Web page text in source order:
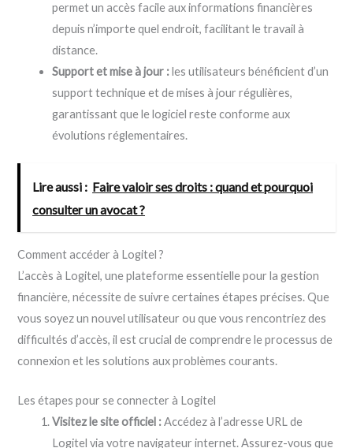
permet un accès facile aux informations financières
depuis n’importe quel endroit, facilitant le travail à
distance.
Support et mise à jour :les utilisateurs bénéficient d’un
support technique et de mises à jour régulières,
garantissant que le logiciel reste conforme aux
évolutions réglementaires.
Lire aussi : Faire valoir ses droits : quand et pourquoi
consulter un avocat ?
Comment accéder à Logitel ?
L’accès à Logitel, une plateforme essentielle pour la gestion
financière, nécessite de suivre certaines étapes précises. Que
vous soyez un nouvel utilisateur ou que vous rencontriez des
difficultés d’accès, il est crucial de comprendre le processus de
connexion et les solutions aux problèmes courants.
Les étapes pour se connecter à Logitel
Visitez le site officiel :Accédez à l’adresse URL de
Logitel via votre navigateur internet. Assurez-vous que